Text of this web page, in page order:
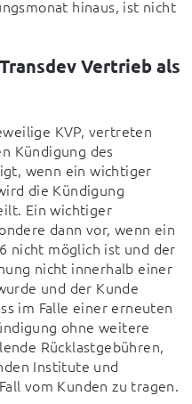
hinaus, ist nicht
Vertrieb als
KVP, vertreten
Kündigung des
wenn ein wichtiger
die Kündigung
Ein wichtiger
dann vor, wenn ein
nicht möglich ist und der
nicht innerhalb einer
und der Kunde
im Falle einer erneuten
ohne weitere
Rücklastgebühren,
Institute und
vom Kunden zu tragen.